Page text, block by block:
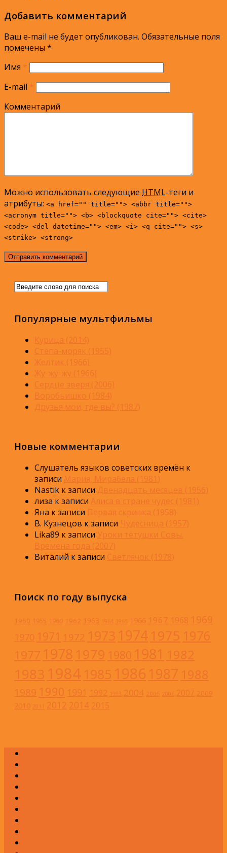
Добавить комментарий
Ваш e-mail не будет опубликован. Обязательные поля
помечены *
Имя *
E-mail *
Комментарий
Можно использовать следующие HTML-теги и
атрибуты: <a href="" title=""> <abbr title="">
<acronym title=""> <b> <blockquote cite=""> <cite>
<code> <del datetime=""> <em> <i> <q cite=""> <s>
<strike> <strong>
Популярные мультфильмы
Курица (2014)
Стёпа-моряк (1955)
Желтик (1966)
Жу-жу-жу (1966)
Сердце зверя (2006)
Воробьишко (1984)
Друзья мои, где вы? (1987)
Новые комментарии
Слушатель языков советских времён к
записи Мария, Мирабела (1981)
Nastik к записи Двенадцать месяцев (1956)
лиза к записи Алиса в стране чудес (1981)
Яна к записи Первая скрипка (1958)
В. Кузнецов к записи Чудесница (1957)
Lika89 к записи Уроки тётушки Совы.
Времена года (2007)
Виталий к записи Светлячок (1978)
Поиск по году выпуска
1950 1955 1960 1962 1963 1964 1965 1966 1967 1968 1969
1970 1971 1972 1973 1974 1975 1976
1977 1978 1979 1980 1981 1982
1983 1984 1985 1986 1987 1988
1989 1990 1991 1992 1993 2004 2005 2006 2007 2009
2010 2011 2012 2014 2015